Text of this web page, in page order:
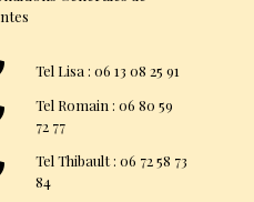
Tel Lisa : 06 13 08 25 91
Tel Romain : 06 80 59
72 77
Tel Thibault : 06 72 58 73
84